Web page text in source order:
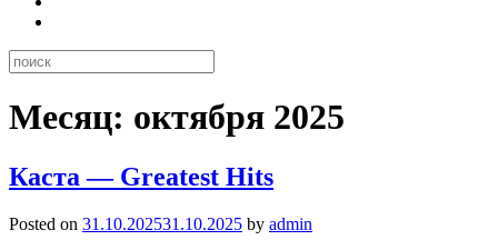
Месяц: октября 2025
Каста — Greatest Hits
Posted on 31.10.202531.10.2025 by admin